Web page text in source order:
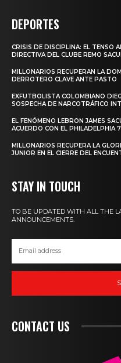
DEPORTES
CRISIS DE DISCIPLINA: EL TENSO
DIRECTIVA DEL CLUBE REMO
MILLONARIOS RECUPERAN LA
DERROTERO CLAVE ANTE PASTO
EXFUTBOLISTA COLOMBIANO
SOSPECHA DE NARCOTRÁFICO
EL FENÓMENO LEBRON JAMES
ACUERDO CON EL PHILADELPHIA
MILLONARIOS RECUPERA LA
JUNIOR EN EL CIERRE DEL
STAY IN TOUCH
TO BE UPDATED WITH ALL THE
ANNOUNCEMENTS.
CONTACT US